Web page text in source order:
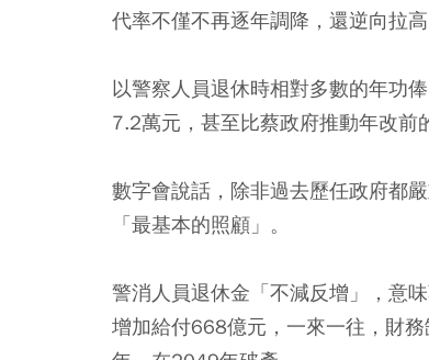
代率不僅不再逐年調降，還逆向拉
以警察人員退休時相對多數的年功
7.2萬元，甚至比蔡政府推動年改前
數字會說話，除非過去歷任政府都
「最基本的照顧」。
警消人員退休金「不減反增」，意
增加給付668億元，一來一往，財